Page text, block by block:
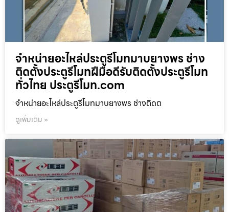
จำหน่ายอะไหล่ประตูรีโมทมาบยางพร ช่าง
ติดตั้งประตูรีโมทฝีมือดีรับติดตั้งประตูรีโมท
ทั่วไทย ประตูรีโมท.com
จำหน่ายอะไหล่ประตูรีโมทมาบยางพร ช่างติดต
ดูเพิ่มเติม »